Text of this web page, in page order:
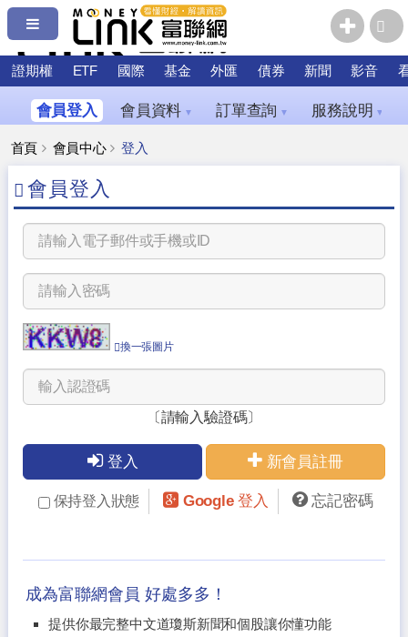
證期權 ETF 國際 基金 外匯 債券 新聞 影音
會員登入 會員資料 ▼ 訂單查詢 ▼ 服務說明 ▼
首頁 會員中心 登入
會員登入
換一張圖片
〔請輸入驗證碼〕
登入 新會員註冊
保持登入狀態 Google 登入 忘記密碼
成為富聯網會員 好處多多！
提供你最完整中文道瓊斯新聞和個股讓你懂功能